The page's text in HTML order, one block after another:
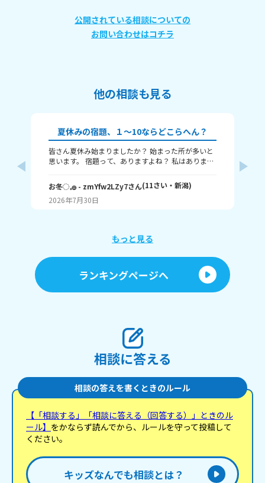
公開されている相談についての
お問い合わせはコチラ
他の相談も見る
夏休みの宿題、１～10ならどこらへん？
皆さん夏休み始まりましたか？ 始まった所が多いと
思います。 宿題って、ありますよね？ 私はありま
いうことです！ 私は6です！ワークと習字と絵が残
ってるので！ みなさんも教えてください！ それじゃ
お冬◌𓈒𓐍- zmYfw2LZy7さん(11さい・ 新潟)
2026年7月30日
もっと見る
ランキングページへ
相談に答える
相談の答えを書くときのルール
【「相談する」「相談に答える（回答する）」ときのル
ール】 をかならず読んでから、ルールを守って投稿して
ください。
キッズなんでも相談とは？